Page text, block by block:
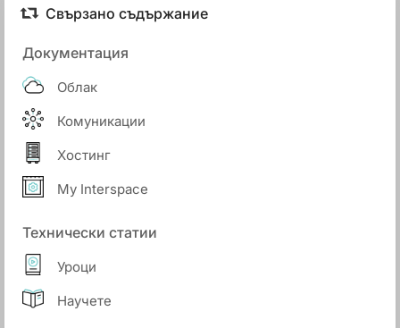
Свързано съдържание
Документация
Облак
Комуникации
Хостинг
My Interspace
Технически статии
Уроци
Научете